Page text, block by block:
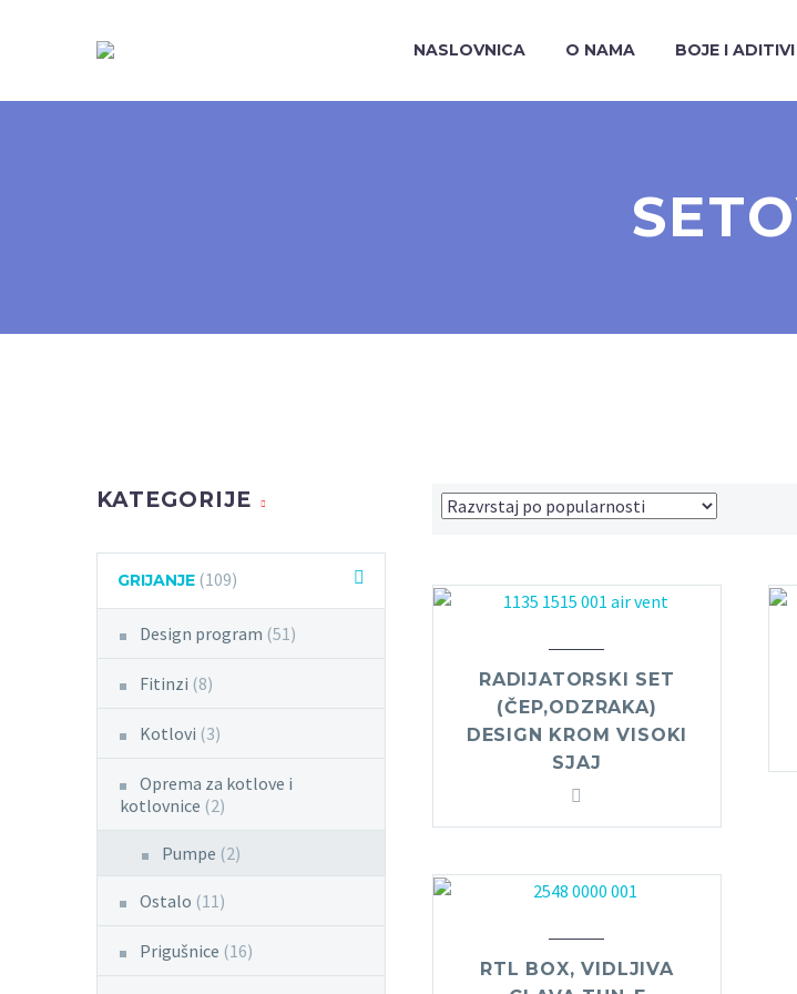
NASLOVNICA O NAMA BOJE I ADITIVI
RADIJATORSKI SET
(ČEP,ODZRAKA)
DESIGN KROM VISOKI
SJAJ
RTL BOX, VIDLJIVA
KATEGORIJE
GRIJANJE (109)
Design program (51)
Fitinzi (8)
Kotlovi (3)
Oprema za kotlove i
kotlovnice (2)
Pumpe (2)
Ostalo (11)
Prigušnice (16)